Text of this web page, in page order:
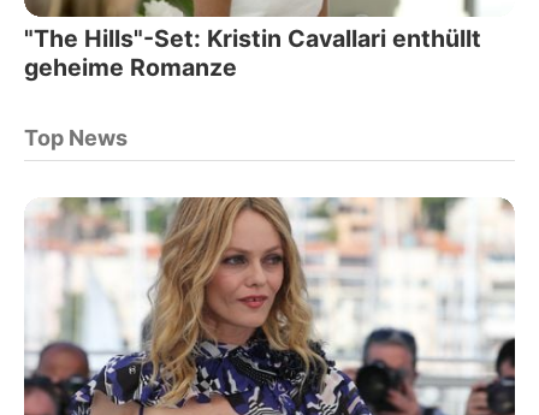
"The Hills"-Set: Kristin Cavallari enthüllt
geheime Romanze
Top News